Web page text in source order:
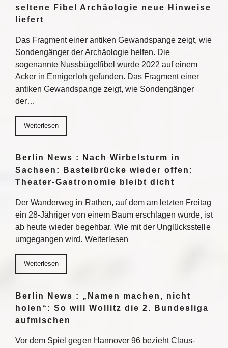
seltene Fibel Archäologie neue Hinweise
liefert
Das Fragment einer antiken Gewandspange zeigt, wie
Sondengänger der Archäologie helfen. Die
sogenannte Nussbügelfibel wurde 2022 auf einem
Acker in Ennigerloh gefunden. Das Fragment einer
antiken Gewandspange zeigt, wie Sondengänger
der…
Weiterlesen
Berlin News : Nach Wirbelsturm in
Sachsen: Basteibrücke wieder offen:
Theater-Gastronomie bleibt dicht
Der Wanderweg in Rathen, auf dem am letzten Freitag
ein 28-Jähriger von einem Baum erschlagen wurde, ist
ab heute wieder begehbar. Wie mit der Unglücksstelle
umgegangen wird. Weiterlesen
Weiterlesen
Berlin News : „Namen machen, nicht
holen“: So will Wollitz die 2. Bundesliga
aufmischen
Vor dem Spiel gegen Hannover 96 bezieht Claus-